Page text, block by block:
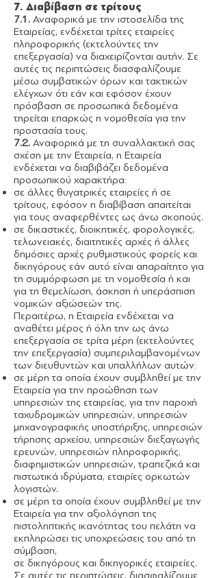
7. Διαβίβαση σε τρίτους
7.1. Αναφορικά με την ιστοσελίδα της
Εταιρείας, ενδέχεται τρίτες εταιρείες
πληροφορικής (εκτελούντες την
επεξεργασία) να διαχειρίζονται αυτήν. Σε
αυτές τις περιπτώσεις διασφαλίζουμε
μέσω συμβατικών όρων και τακτικών
ελέγχων ότι εάν και εφόσον έχουν
πρόσβαση σε προσωπικά δεδομένα
τηρείται επαρκώς η νομοθεσία για την
προστασία τους.
7.2. Αναφορικά με τη συναλλακτική σας
σχέση με την Εταιρεία, η Εταιρεία
ενδέχεται να διαβιβάζει δεδομένα
προσωπικού χαρακτήρα:
σε άλλες θυγατρικές εταιρείες ή σε
τρίτους, εφόσον η διαβίβαση απαιτείται
για τους αναφερθέντες ως άνω σκοπούς.
σε δικαστικές, διοικητικές, φορολογικές,
τελωνειακές, διαιτητικές αρχές ή άλλες
δημόσιες αρχές ρυθμιστικούς φορείς και
δικηγόρους εάν αυτό είναι απαραίτητο για
τη συμμόρφωση με τη νομοθεσία ή και
για τη θεμελίωση, άσκηση ή υπεράσπιση
νομικών αξιώσεών της.
Περαιτέρω, η Εταιρεία ενδέχεται να
αναθέτει μέρος ή όλη την ως άνω
επεξεργασία σε τρίτα μέρη (εκτελούντες
την επεξεργασία) συμπεριλαμβανομένων
των διευθυντών και υπαλλήλων αυτών:
σε μέρη τα οποία έχουν συμβληθεί με την
Εταιρεία για την προώθηση των
υπηρεσιών της εταιρείας, για την παροχή
ταχυδρομικών υπηρεσιών, υπηρεσιών
μηχανογραφικής υποστήριξης, υπηρεσιών
τήρησης αρχείου, υπηρεσιών διεξαγωγής
ερευνών, υπηρεσιών πληροφορικής,
διαφημιστικών υπηρεσιών, τραπεζικά και
πιστωτικά ιδρύματα, εταιρίες ορκωτών
λογιστών.
σε μέρη τα οποία έχουν συμβληθεί με την
Εταιρεία για την αξιολόγηση της
πιστοληπτικής ικανότητας του πελάτη να
εκπληρώσει τις υποχρεώσεις του από τη
σύμβαση,
σε δικηγόρους και δικηγορικές εταιρείες.
Σε αυτές τις περιπτώσεις, διασφαλίζουμε